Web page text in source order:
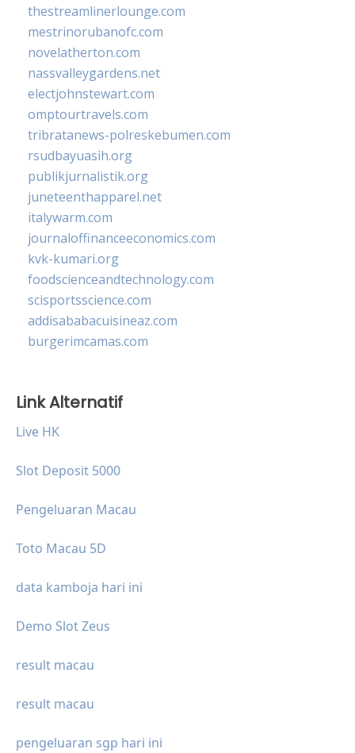
thestreamlinerlounge.com
mestrinorubanofc.com
novelatherton.com
nassvalleygardens.net
electjohnstewart.com
omptourtravels.com
tribratanews-polreskebumen.com
rsudbayuasih.org
publikjurnalistik.org
juneteenthapparel.net
italywarm.com
journaloffinanceeconomics.com
kvk-kumari.org
foodscienceandtechnology.com
scisportsscience.com
addisababacuisineaz.com
burgerimcamas.com
Link Alternatif
Live HK
Slot Deposit 5000
Pengeluaran Macau
Toto Macau 5D
data kamboja hari ini
Demo Slot Zeus
result macau
result macau
pengeluaran sgp hari ini